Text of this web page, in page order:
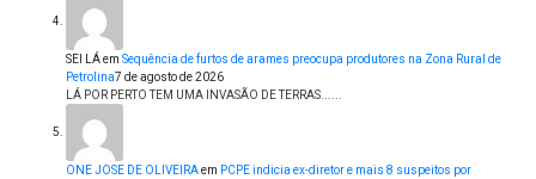
SEI LÁem Sequência de furtos de arames preocupa produtores na Zona Rural de
Petrolina7 de agosto de 2026
LÁ POR PERTO TEM UMA INVASÃO DE TERRAS......
ONE JOSE DE OLIVEIRAem PCPE indicia ex-diretor e mais 8 suspeitos por